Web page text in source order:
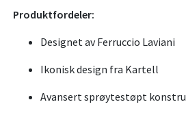
Produktfordeler:
Designet av Ferruccio Laviani
Ikonisk design fra Kartell
Avansert sprøytestøpt